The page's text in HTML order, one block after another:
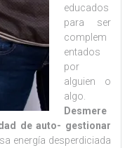
educados
para ser
complem
entados
por
alguien o
algo.
Desmere
de auto- gestionar
energía desperdiciada